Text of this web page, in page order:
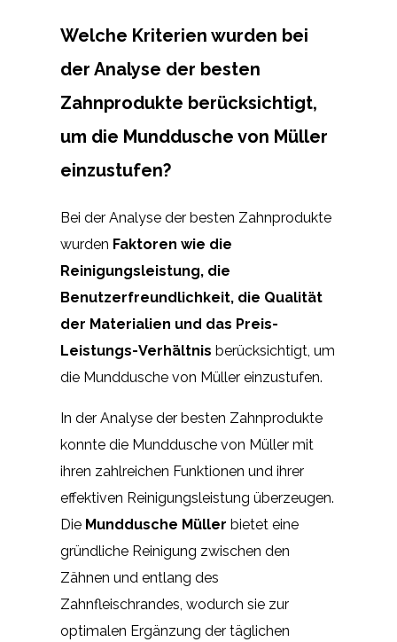
Welche Kriterien wurden bei
der Analyse der besten
Zahnprodukte berücksichtigt,
um die Munddusche von Müller
einzustufen?
Bei der Analyse der besten Zahnprodukte
wurden Faktoren wie die
Reinigungsleistung, die
Benutzerfreundlichkeit, die Qualität
der Materialien und das Preis-
Leistungs-Verhältnis berücksichtigt, um
die Munddusche von Müller einzustufen.
In der Analyse der besten Zahnprodukte
konnte die Munddusche von Müller mit
ihren zahlreichen Funktionen und ihrer
effektiven Reinigungsleistung überzeugen.
Die Munddusche Müller bietet eine
gründliche Reinigung zwischen den
Zähnen und entlang des
Zahnfleischrandes, wodurch sie zur
optimalen Ergänzung der täglichen